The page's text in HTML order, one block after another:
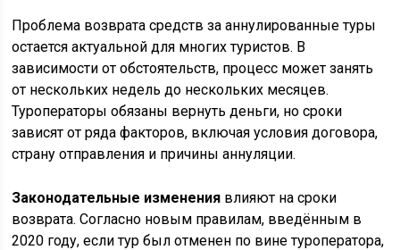
Проблема возврата средств за аннулированные туры
остается актуальной для многих туристов. В
зависимости от обстоятельств, процесс может занять
от нескольких недель до нескольких месяцев.
Туроператоры обязаны вернуть деньги, но сроки
зависят от ряда факторов, включая условия договора,
страну отправления и причины аннуляции.
Законодательные изменения влияют на сроки
возврата. Согласно новым правилам, введённым в
2020 году, если тур был отменен по вине туроператора,